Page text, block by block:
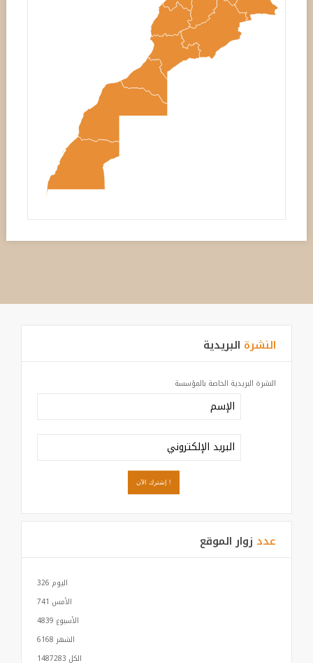
النشرة البريدية
النشرة البريدية الخاصة بالمؤسسة
عدد زوار الموقع
اليوم 326
الأمس 741
الأسبوع 4839
الشهر 6168
الكل 1487283